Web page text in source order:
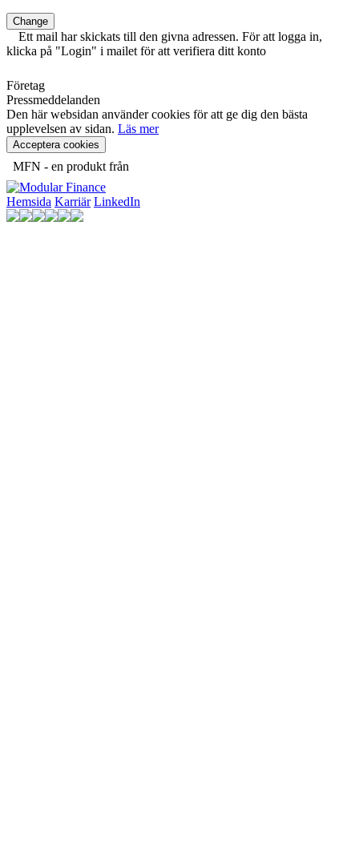
Change
Ett mail har skickats till den givna adressen. För att logga in,
klicka på "Login" i mailet för att verifiera ditt konto
Företag
Pressmeddelanden
Den här websidan använder cookies för att ge dig den bästa
upplevelsen av sidan. Läs mer
Acceptera cookies
MFN - en produkt från
Hemsida Karriär LinkedIn